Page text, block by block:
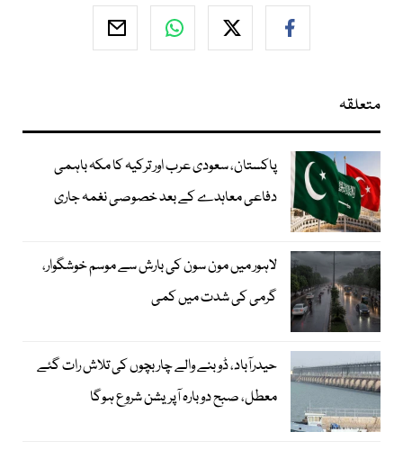
متعلقہ
پاکستان، سعودی عرب اور ترکیہ کا مکہ باہمی
دفاعی معاہدے کے بعد خصوصی نغمہ جاری
لاہور میں مون سون کی بارش سے موسم خوشگوار،
گرمی کی شدت میں کمی
حیدرآباد، ڈوبنے والے چار بچوں کی تلاش رات گئے
معطل، صبح دوبارہ آپریشن شروع ہوگا